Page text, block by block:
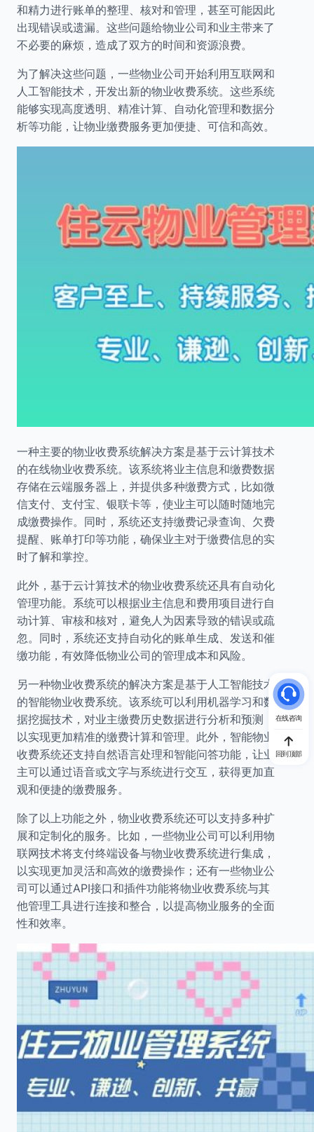
和精力进行账单的整理、核对和管理，甚至可能因此
出现错误或遗漏。这些问题给物业公司和业主带来了
不必要的麻烦，造成了双方的时间和资源浪费。
为了解决这些问题，一些物业公司开始利用互联网和
人工智能技术，开发出新的物业收费系统。这些系统
能够实现高度透明、精准计算、自动化管理和数据分
析等功能，让物业缴费服务更加便捷、可信和高效。
一种主要的物业收费系统解决方案是基于云计算技术
的在线物业收费系统。该系统将业主信息和缴费数据
存储在云端服务器上，并提供多种缴费方式，比如微
信支付、支付宝、银联卡等，使业主可以随时随地完
成缴费操作。同时，系统还支持缴费记录查询、欠费
提醒、账单打印等功能，确保业主对于缴费信息的实
时了解和掌控。
此外，基于云计算技术的物业收费系统还具有自动化
管理功能。系统可以根据业主信息和费用项目进行自
动计算、审核和核对，避免人为因素导致的错误或疏
忽。同时，系统还支持自动化的账单生成、发送和催
缴功能，有效降低物业公司的管理成本和风险。
另一种物业收费系统的解决方案是基于人工智能技术
的智能物业收费系统。该系统可以利用机器学习和数
据挖掘技术，对业主缴费历史数据进行分析和预测，
以实现更加精准的缴费计算和管理。此外，智能物业
收费系统还支持自然语言处理和智能问答功能，让业
主可以通过语音或文字与系统进行交互，获得更加直
观和便捷的缴费服务。
除了以上功能之外，物业收费系统还可以支持多种扩
展和定制化的服务。比如，一些物业公司可以利用物
联网技术将支付终端设备与物业收费系统进行集成，
以实现更加灵活和高效的缴费操作；还有一些物业公
司可以通过API接口和插件功能将物业收费系统与其
他管理工具进行连接和整合，以提高物业服务的全面
性和效率。
在线咨询
回到顶部